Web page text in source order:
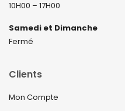
10H00 – 17H00
Samedi et Dimanche
Fermé
Clients
Mon Compte